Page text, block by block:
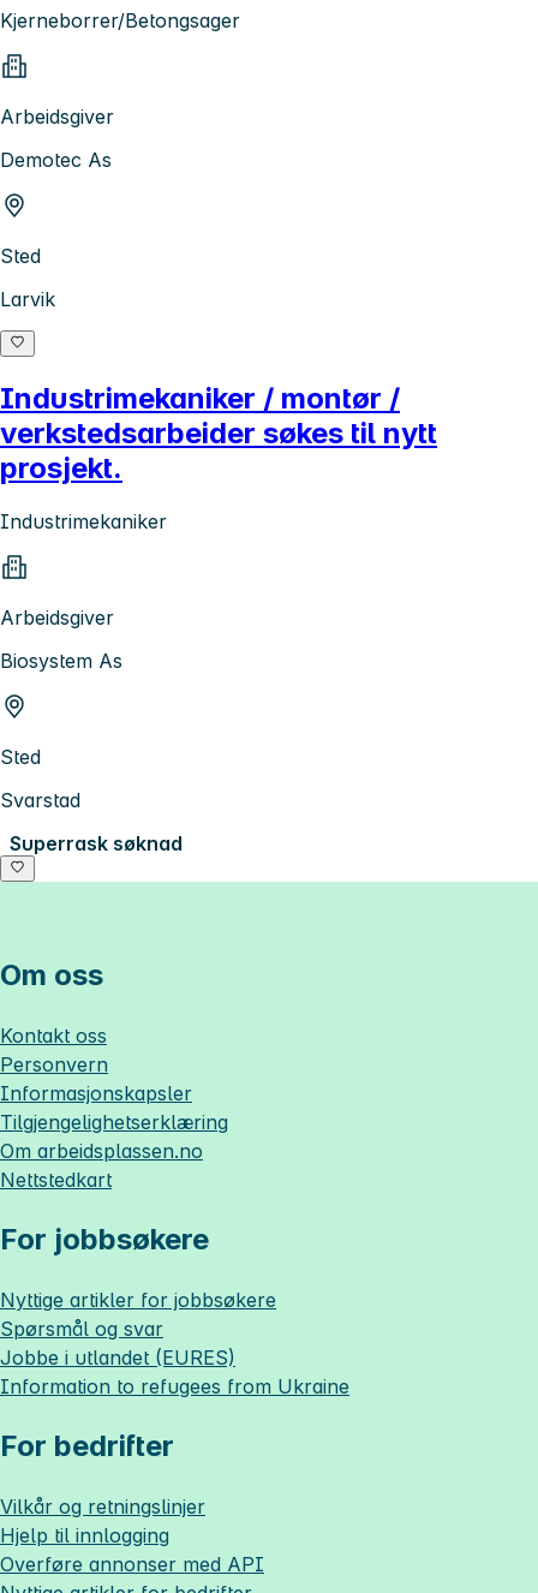
Kjerneborrer/Betongsager
Arbeidsgiver
Demotec As
Sted
Larvik
Industrimekaniker / montør /
verkstedsarbeider søkes til nytt
prosjekt.
Industrimekaniker
Arbeidsgiver
Biosystem As
Sted
Svarstad
Superrask søknad
Om oss
Kontakt oss
Personvern
Informasjonskapsler
Tilgjengelighetserklæring
Om arbeidsplassen.no
Nettstedkart
For jobbsøkere
Nyttige artikler for jobbsøkere
Spørsmål og svar
Jobbe i utlandet (EURES)
Information to refugees from Ukraine
For bedrifter
Vilkår og retningslinjer
Hjelp til innlogging
Overføre annonser med API